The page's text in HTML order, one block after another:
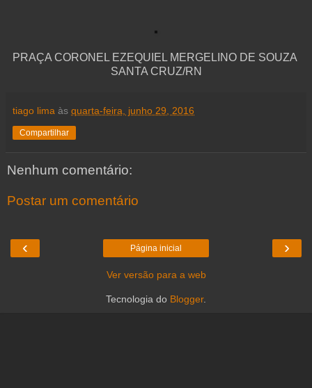
PRAÇA CORONEL EZEQUIEL MERGELINO DE SOUZA
SANTA CRUZ/RN
tiago lima às quarta-feira, junho 29, 2016
Compartilhar
Nenhum comentário:
Postar um comentário
‹ ›
Página inicial
Ver versão para a web
Tecnologia do Blogger.